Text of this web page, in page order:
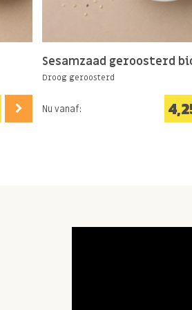
Sesamzaad geroosterd
Droog geroosterd
Nu vanaf: